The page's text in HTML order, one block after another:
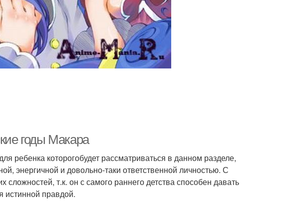
годы Макара
ребенка которогобудет рассматриваться в данном разделе,
энергичной и довольно-таки ответственной личностью. С
сложностей, т.к. он с самого раннего детства способен давать
истинной правдой.